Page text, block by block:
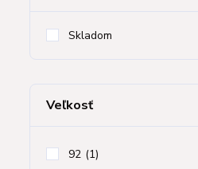
Skladom
Veľkosť
92 (1)